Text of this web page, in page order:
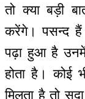
तो क्या बड़ी
करेंगे। पसन्द हैं
पढ़ा हुआ है
होता है। कोई
मिलता है तो